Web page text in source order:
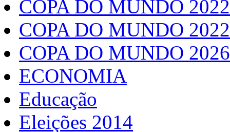
COPA DO MUNDO 2022
COPA DO MUNDO
COPA DO MUNDO 2026
ECONOMIA
Educação
Eleições 2014